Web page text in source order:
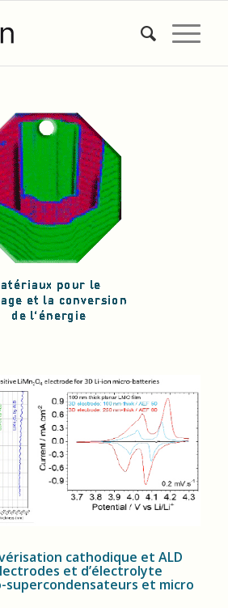
cathodique et ALD
et d’électrolyte
supercondensateurs et micro